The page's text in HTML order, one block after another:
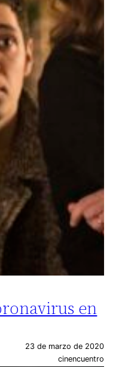
en
23 de marzo de 2020
cinencuentro